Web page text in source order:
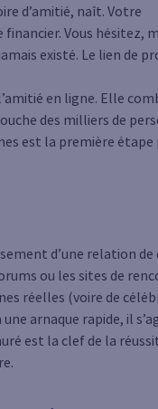
d’amitié, naît. Votre
Vous hésitez,
existé. Le lien de
en ligne. Elle
des milliers de
est la première étape
d’une relation
ou les sites de
réelles (voire de
arnaque rapide, il
est la clef de la